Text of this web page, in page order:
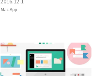
Mac App